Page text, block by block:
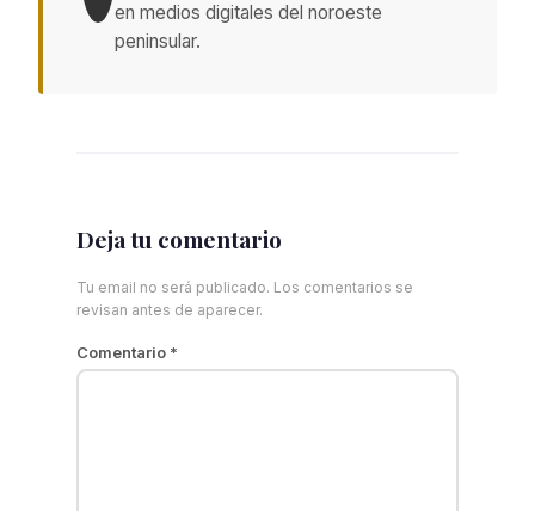
en medios digitales del noroeste
peninsular.
Deja tu comentario
Tu email no será publicado. Los comentarios se
revisan antes de aparecer.
Comentario *